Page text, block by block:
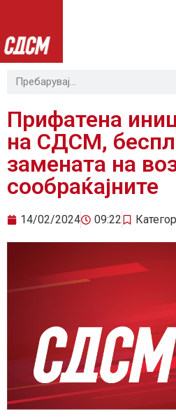
Прифатена
на СДСМ,
замената на
сообраќајните
14/02/2024 09:22